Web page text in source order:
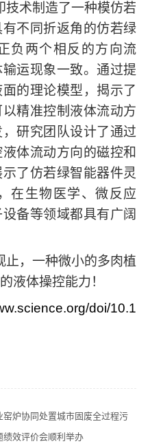
技术制造了一种模仿若
不同折返角的仿若绿
负两个相反的方向流
运现象一致。通过提
的理论模型，揭示了
精准控制液体流动方
研究团队设计了通过
体流动方向的磁控和
了仿若绿智能器件灵
在生物医学、微反应
备等领域都具有广阔
止，一种微小的多肉植
液体操控能力！
doi/10.1
窑炉协同处置城市固废全过程污
绩效评价会顺利举办